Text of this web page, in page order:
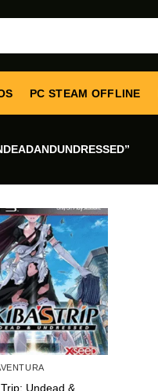
PC STEAM OFFLINE
Trip: Undead &